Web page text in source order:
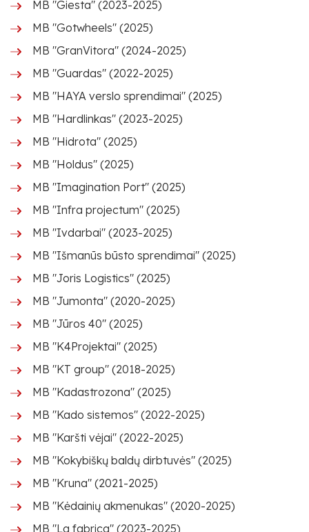
MB "Giesta" (2023-2025)
MB "Gotwheels" (2025)
MB "GranVitora" (2024-2025)
MB "Guardas" (2022-2025)
MB "HAYA verslo sprendimai" (2025)
MB "Hardlinkas" (2023-2025)
MB "Hidrota" (2025)
MB "Holdus" (2025)
MB "Imagination Port" (2025)
MB "Infra projectum" (2025)
MB "Ivdarbai" (2023-2025)
MB "Išmanūs būsto sprendimai" (2025)
MB "Joris Logistics" (2025)
MB "Jumonta" (2020-2025)
MB "Jūros 40" (2025)
MB "K4Projektai" (2025)
MB "KT group" (2018-2025)
MB "Kadastrozona" (2025)
MB "Kado sistemos" (2022-2025)
MB "Karšti vėjai" (2022-2025)
MB "Kokybiškų baldų dirbtuvės" (2025)
MB "Kruna" (2021-2025)
MB "Kėdainių akmenukas" (2020-2025)
MB "La fabrica" (2023-2025)